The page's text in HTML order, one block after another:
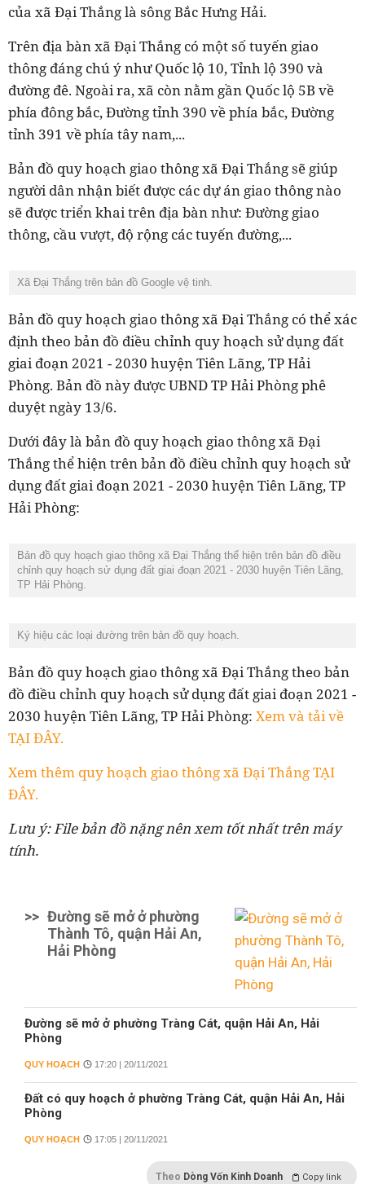
của xã Đại Thắng là sông Bắc Hưng Hải.
Trên địa bàn xã Đại Thắng có một số tuyến giao
thông đáng chú ý như Quốc lộ 10, Tỉnh lộ 390 và
đường đê. Ngoài ra, xã còn nằm gần Quốc lộ 5B về
phía đông bắc, Đường tỉnh 390 về phía bắc, Đường
tỉnh 391 về phía tây nam,...
Bản đồ quy hoạch giao thông xã Đại Thắng sẽ giúp
người dân nhận biết được các dự án giao thông nào
sẽ được triển khai trên địa bàn như: Đường giao
thông, cầu vượt, độ rộng các tuyến đường,...
Xã Đại Thắng trên bản đồ Google vệ tinh.
Bản đồ quy hoạch giao thông xã Đại Thắng có thể xác
định theo bản đồ điều chỉnh quy hoạch sử dụng đất
giai đoạn 2021 - 2030 huyện Tiên Lãng, TP Hải
Phòng. Bản đồ này được UBND TP Hải Phòng phê
duyệt ngày 13/6.
Dưới đây là bản đồ quy hoạch giao thông xã Đại
Thắng thể hiện trên bản đồ điều chỉnh quy hoạch sử
dụng đất giai đoạn 2021 - 2030 huyện Tiên Lãng, TP
Hải Phòng:
Bản đồ quy hoạch giao thông xã Đại Thắng thể hiện trên bản đồ điều
chỉnh quy hoạch sử dụng đất giai đoạn 2021 - 2030 huyện Tiên Lãng,
TP Hải Phòng.
Ký hiệu các loại đường trên bản đồ quy hoạch.
Bản đồ quy hoạch giao thông xã Đại Thắng theo bản
đồ điều chỉnh quy hoạch sử dụng đất giai đoạn 2021 -
2030 huyện Tiên Lãng, TP Hải Phòng: Xem và tải về
TẠI ĐÂY.
Xem thêm quy hoạch giao thông xã Đại Thắng TẠI
ĐÂY.
Lưu ý: File bản đồ nặng nên xem tốt nhất trên máy
tính.
>> Đường sẽ mở ở phường
Thành Tô, quận Hải An,
Hải Phòng
Đường sẽ mở ở phường Tràng Cát, quận Hải An, Hải
Phòng
QUY HOẠCH 17:20 | 20/11/2021
Đất có quy hoạch ở phường Tràng Cát, quận Hải An, Hải
Phòng
QUY HOẠCH 17:05 | 20/11/2021
Theo Dòng Vốn Kinh Doanh Copy link